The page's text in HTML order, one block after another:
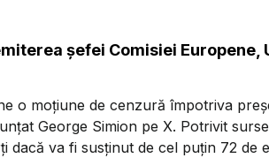
șefei Comisiei Europene,
o moțiune de cenzură împotriva
George Simion pe X. Potrivit
dacă va fi susținut de cel puțin 72 de